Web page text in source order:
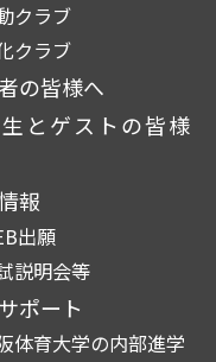
クラブ
クラブ
の皆様へ
とゲストの皆様
報
出願
説明会等
ポート
体育大学の内部進学